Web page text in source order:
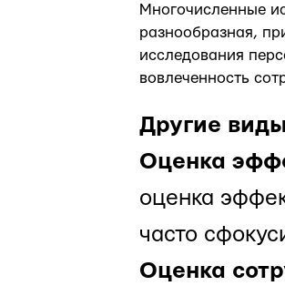
Многочисленные
разнообразная,
исследования
вовлеченность
Другие
Оценка
оценка
часто
Оценка